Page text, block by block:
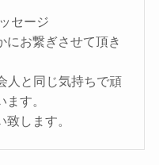
セージ
にお繋ぎさせて頂き
人と同じ気持ちで頑
す。
します。